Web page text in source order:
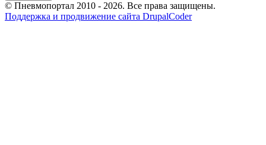
© Пневмопортал 2010 - 2026. Все права защищены.
Поддержка и продвижение сайта DrupalCoder